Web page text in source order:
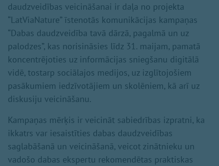
daudzveidības veicināšanai ir daļa no projekta
“LatViaNature” īstenotās komunikācijas kampaņas
“Dabas daudzveidība tavā dārzā, pagalmā un uz
palodzes”, kas norisināsies līdz 31. maijam, pamatā
koncentrējoties uz informācijas sniegšanu digitālā
vidē, tostarp sociālajos medijos, uz izglītojošiem
pasākumiem iedzīvotājiem un skolēniem, kā arī uz
diskusiju veicināšanu.
Kampaņas mērķis ir veicināt sabiedrības izpratni, ka
ikkatrs var iesaistīties dabas daudzveidības
saglabāšanā un veicināšanā, veicot zinātnieku un
vadošo dabas ekspertu rekomendētas praktiskas